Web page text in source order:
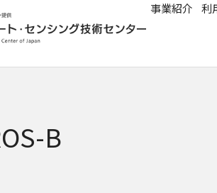
事業紹介 利
B